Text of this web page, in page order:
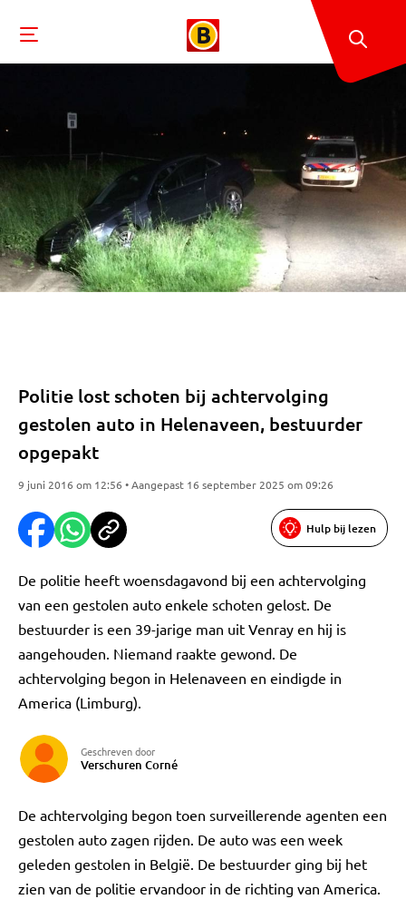
Politie lost schoten bij achtervolging
gestolen auto in Helenaveen, bestuurder
opgepakt
9 juni 2016 om 12:56 • Aangepast 16 september 2025 om 09:26
Hulp bij lezen
De politie heeft woensdagavond bij een achtervolging
van een gestolen auto enkele schoten gelost. De
bestuurder is een 39-jarige man uit Venray en hij is
aangehouden. Niemand raakte gewond. De
achtervolging begon in Helenaveen en eindigde in
America (Limburg).
Geschreven door
Verschuren Corné
De achtervolging begon toen surveillerende agenten een
gestolen auto zagen rijden. De auto was een week
geleden gestolen in België. De bestuurder ging bij het
zien van de politie ervandoor in de richting van America.